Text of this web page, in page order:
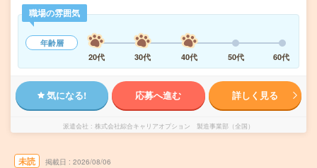
職場の雰囲気
年齢層
20代
30代 40代 50代 60代
気になる! 応募へ進む 詳しく見る
派遣会社 株式会社綜合キャリアオプション 製造事業部（全国）
未読 掲載日 2026/08/06